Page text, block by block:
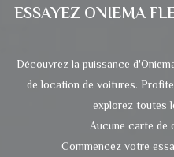
ESSAYEZ ONIEMA
Découvrez la puissance
de location de voitures.
explorez toutes
Aucune carte de
Commencez votre